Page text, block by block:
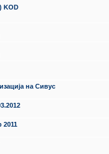
KOD
на Сивус
2011